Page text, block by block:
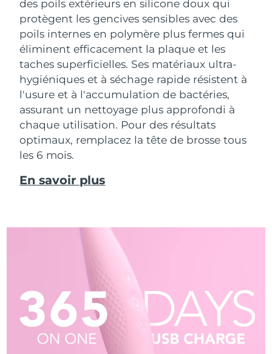
des poils extérieurs en silicone doux qui
protègent les gencives sensibles avec des
poils internes en polymère plus fermes qui
éliminent efficacement la plaque et les
taches superficielles. Ses matériaux ultra-
hygiéniques et à séchage rapide résistent à
l'usure et à l'accumulation de bactéries,
assurant un nettoyage plus approfondi à
chaque utilisation. Pour des résultats
optimaux, remplacez la tête de brosse tous
les 6 mois.
En savoir plus